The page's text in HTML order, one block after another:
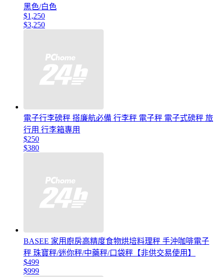
黑色/白色
$1,250
$3,250
電子行李磅秤 搭廉航必備 行李秤 電子秤 電子式磅秤 旅
行用 行李箱專用
$250
$380
BASEE 家用廚房高精度食物烘培料理秤 手沖咖啡電子
秤 珠寶秤/迷你秤/中藥秤/口袋秤【非供交易使用】
$499
$999